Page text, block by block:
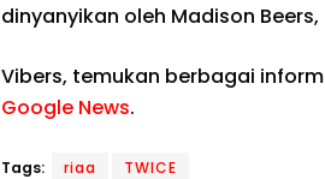
dinyanyikan oleh Madison
Vibers, temukan berbagai
Google News.
Tags: riaa TWICE